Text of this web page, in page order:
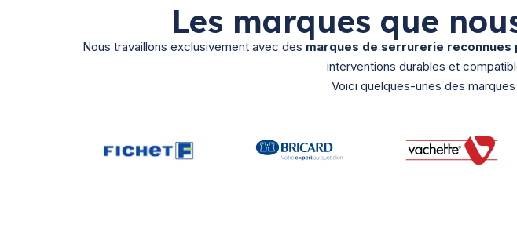
Les marques que
Nous travaillons exclusivement avec des marques de serrurerie
interventions durables et
Voici quelques-unes des